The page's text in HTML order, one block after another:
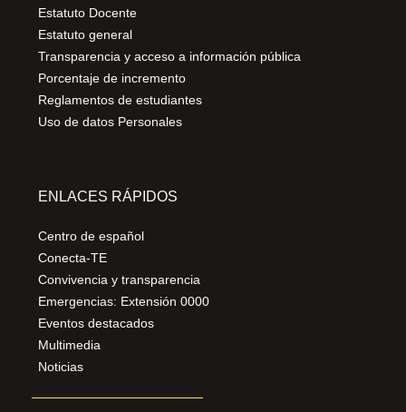
Estatuto Docente
Estatuto general
Transparencia y acceso a información pública
Porcentaje de incremento
Reglamentos de estudiantes
Uso de datos Personales
ENLACES RÁPIDOS
Centro de español
Conecta-TE
Convivencia y transparencia
Emergencias: Extensión 0000
Eventos destacados
Multimedia
Noticias